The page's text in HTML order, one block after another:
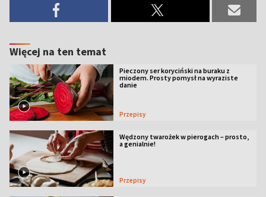
Więcej na ten temat
Pieczony ser koryciński na buraku z
miodem. Prosty pomysł na wyraziste
danie
Przepisy
Wędzony twarożek w pierogach – prosto,
a genialnie!
Przepisy